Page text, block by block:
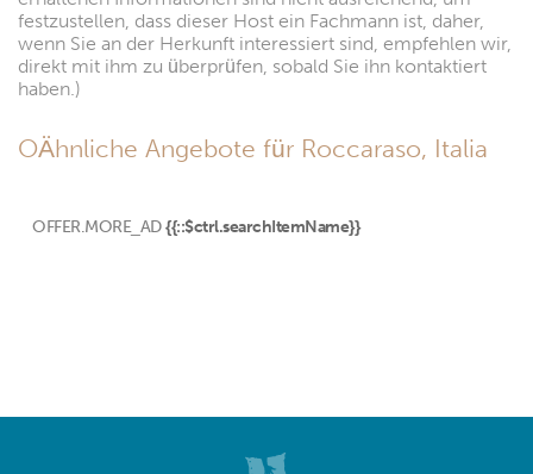
festzustellen, dass dieser Host ein Fachmann ist, daher,
wenn Sie an der Herkunft interessiert sind, empfehlen wir,
direkt mit ihm zu überprüfen, sobald Sie ihn kontaktiert
haben.)
OÄhnliche Angebote für Roccaraso, Italia
OFFER.MORE_AD {{::$ctrl.searchItemName}}